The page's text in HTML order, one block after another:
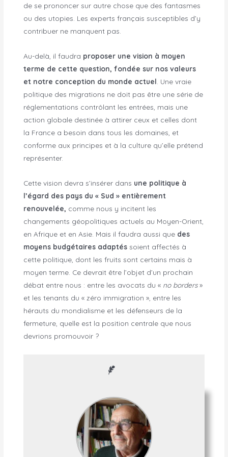
de se prononcer sur autre chose que des fantasmes
ou des utopies. Les experts français susceptibles d’y
contribuer ne manquent pas.
Au-delà, il faudra proposer une vision à moyen
terme de cette question, fondée sur nos valeurs
et notre conception du monde actuel . Une vraie
politique des migrations ne doit pas être une série de
réglementations contrôlant les entrées, mais une
action globale destinée à attirer ceux et celles dont
la France a besoin dans tous les domaines, et
conforme aux principes et à la culture qu’elle prétend
représenter.
Cette vision devra s’insérer dans une politique à
l’égard des pays du « Sud » entièrement
renouvelée, comme nous y incitent les
changements géopolitiques actuels au Moyen-Orient,
en Afrique et en Asie. Mais il faudra aussi que des
moyens budgétaires adaptés soient affectés à
cette politique, dont les fruits sont certains mais à
moyen terme. Ce devrait être l’objet d’un prochain
débat entre nous : entre les avocats du « no borders»
et les tenants du « zéro immigration », entre les
hérauts du mondialisme et les défenseurs de la
fermeture, quelle est la position centrale que nous
devrions promouvoir ?